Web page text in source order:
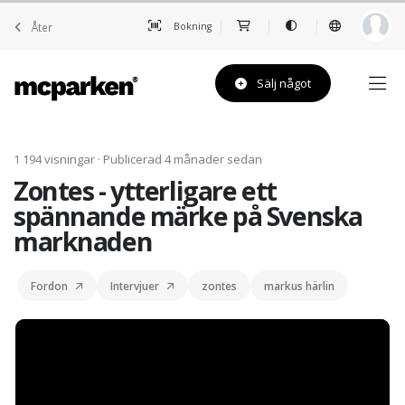
Åter Bokning
Sälj något
1 194 visningar · Publicerad 4 månader sedan
Zontes - ytterligare ett
spännande märke på Svenska
marknaden
Fordon Intervjuer zontes markus härlin